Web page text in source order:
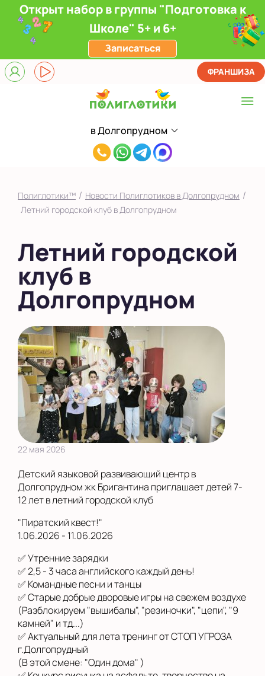
Открыт набор в группы "Подготовка к
Школе" 5+ и 6+
Записаться
в Долгопрудном
Выберите центр
в Долгопрудном
в Одинцово
в Чехове
Показать на карте
Выбрать другой город
8(901)755-
ФРАНШИЗА
Полиглотики™ / Новости Полиглотиков в Долгопрудном /
Летний городской клуб в Долгопрудном
Летний городской
клуб в
Долгопрудном
22 мая 2026
Детский языковой развивающий центр в
Долгопрудном жк Бригантина приглашает детей 7-
12 лет в летний городской клуб
"Пиратский квест!"
1.06.2026 - 11.06.2026
✅ Утренние зарядки
✅ 2,5 - 3 часа английского каждый день!
✅ Командные песни и танцы
✅ Старые добрые дворовые игры на свежем воздухе
(Разблокируем "вышибалы", "резиночки", "цепи", "9
камней" и тд...)
✅ Актуальный для лета тренинг от СТОП УГРОЗА
г.Долгопрудный
(В этой смене: "Один дома" )